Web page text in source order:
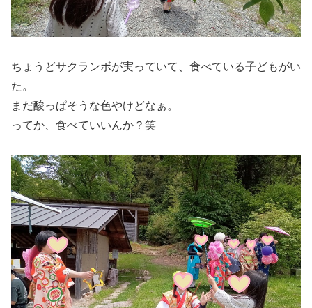
ちょうどサクランボが実っていて、食べている子どもがい
た。
まだ酸っぱそうな色やけどなぁ。
ってか、食べていいんか？笑